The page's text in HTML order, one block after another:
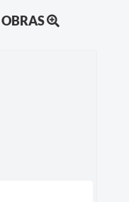
OBRAS